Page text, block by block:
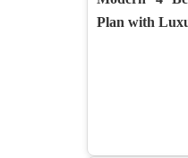
Plan with